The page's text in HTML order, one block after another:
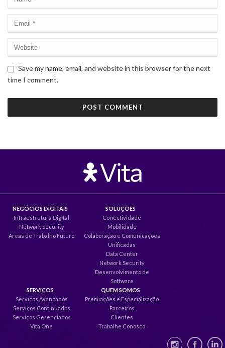
Save my name, email, and website in this browser for the next
time I comment.
NEGÓCIOS DIGITAIS
Infraestrutura Digital
Network Security
Áreas de Trabalho Futuro
SOLUÇÕES
Conectividade
Mobilidade
Colaboração e Comunicações
Unificadas
Data Center
Network Security
Desenvolvimento de
Software
SERVIÇOS
Serviços Avançados
Serviços Continuados
Serviços Gerenciados
Vita One
QUEM SOMOS
Premiações e Especialização
Parceiros
Clientes
Trabalhe Conosco